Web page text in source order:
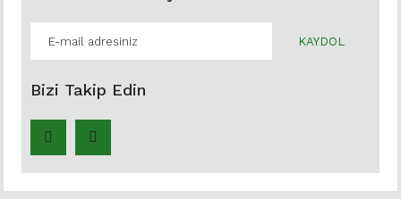
KAYDOL
Bizi Takip Edin